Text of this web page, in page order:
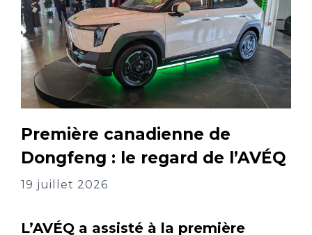
Première canadienne de
Dongfeng : le regard de l’AVÉQ
19 juillet 2026
L’AVÉQ a assisté à la première